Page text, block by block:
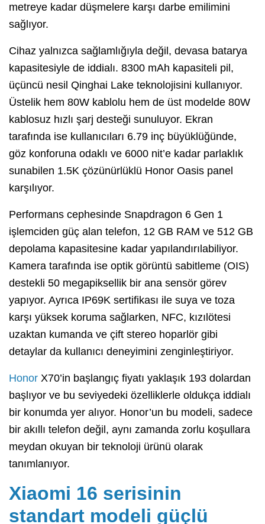
metreye kadar düşmelere karşı darbe emilimini
sağlıyor.
Cihaz yalnızca sağlamlığıyla değil, devasa batarya
kapasitesiyle de iddialı. 8300 mAh kapasiteli pil,
üçüncü nesil Qinghai Lake teknolojisini kullanıyor.
Üstelik hem 80W kablolu hem de üst modelde 80W
kablosuz hızlı şarj desteği sunuluyor. Ekran
tarafında ise kullanıcıları 6.79 inç büyüklüğünde,
göz konforuna odaklı ve 6000 nit’e kadar parlaklık
sunabilen 1.5K çözünürlüklü Honor Oasis panel
karşılıyor.
Performans cephesinde Snapdragon 6 Gen 1
işlemciden güç alan telefon, 12 GB RAM ve 512 GB
depolama kapasitesine kadar yapılandırılabiliyor.
Kamera tarafında ise optik görüntü sabitleme (OIS)
destekli 50 megapiksellik bir ana sensör görev
yapıyor. Ayrıca IP69K sertifikası ile suya ve toza
karşı yüksek koruma sağlarken, NFC, kızılötesi
uzaktan kumanda ve çift stereo hoparlör gibi
detaylar da kullanıcı deneyimini zenginleştiriyor.
Honor X70’in başlangıç fiyatı yaklaşık 193 dolardan
başlıyor ve bu seviyedeki özelliklerle oldukça iddialı
bir konumda yer alıyor. Honor’un bu modeli, sadece
bir akıllı telefon değil, aynı zamanda zorlu koşullara
meydan okuyan bir teknoloji ürünü olarak
tanımlanıyor.
Xiaomi 16 serisinin
standart modeli güçlü